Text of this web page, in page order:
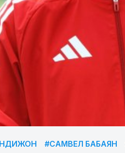
#САМВЕЛ БАБАЯН